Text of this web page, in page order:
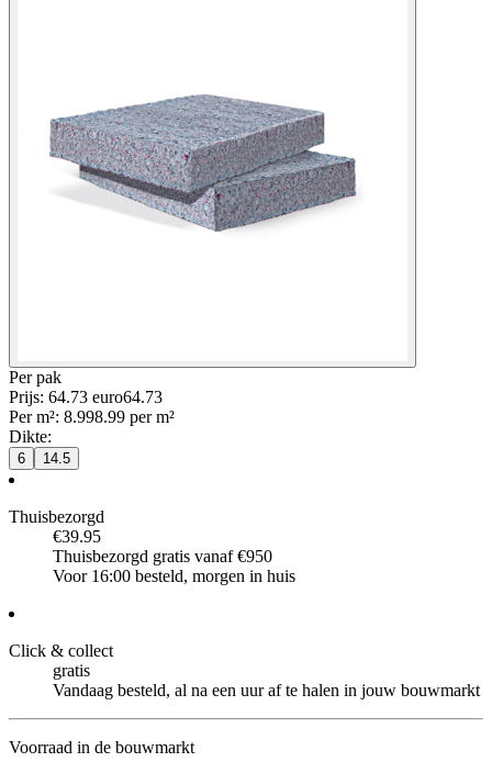
Per pak
Prijs: 64.73 euro64.73
Per m²: 8.998.99 per m²
Dikte:
6 14.5
Thuisbezorgd
€39.95
Thuisbezorgd gratis vanaf €950
Voor 16:00 besteld, morgen in huis
Click & collect
gratis
Vandaag besteld, al na een uur af te halen in jouw bouwmarkt
Voorraad in de bouwmarkt